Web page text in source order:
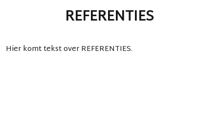
REFERENTIES
Hier komt tekst over REFERENTIES.